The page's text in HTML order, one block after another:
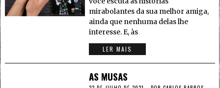
mirabolantes da sua melhor amiga,
ainda que nenhuma delas lhe
interesse. E, às
LER MAIS
AS MUSAS